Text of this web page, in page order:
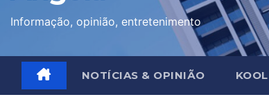
Informação, opinião, entretenimento
NOTÍCIAS & OPINIÃO